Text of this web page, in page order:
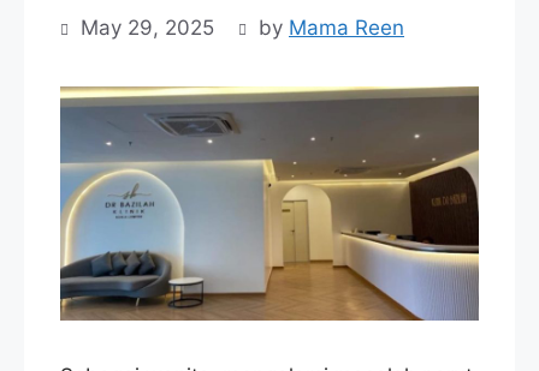
May 29, 2025 by Mama Reen